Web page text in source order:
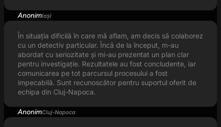
AnonimIași
În situația dificilă în care mă aflam, am decis să colaborez
cu un detectiv particular. Încă de la început, m-au
abordat cu seriozitate și mi-au prezentat un plan clar
pentru investigație. Rezultatele au fost concludente, iar
comunicarea pe tot parcursul procesului a fost
impecabilă. Sunt recunoscător pentru suportul oferit de
echipa din Cluj-Napoca.
AnonimCluj-Napoca